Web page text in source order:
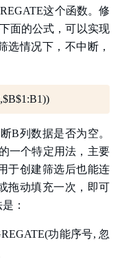
这个函数。修
面的公式，可以实现
选情况下，不中断，
B列数据是否为空。
一个特定用法，主要
于创建筛选后也能连
拖动填充一次，即可
：
功能序号, 忽